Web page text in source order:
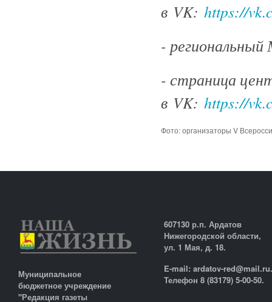
в VK: https://
-
- страница
в VK: https://
Фото: организаторы V
Муниципальное
бюджетное учреждение
"Редакция газеты
607130 р.п. Ардатов
Нижегородской области,
ул. 1 Мая, д. 18.
E-mail: ardatov-
Телефон 8 (83179) 5-00-50.